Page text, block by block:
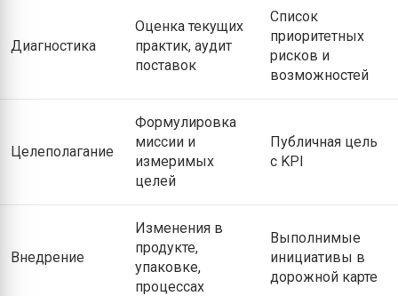
Диагностика
Оценка текущих
практик, аудит
поставок
Список
приоритетных
рисков и
возможностей
Целеполагание
Формулировка
миссии и
измеримых
целей
Публичная цель
с KPI
Внедрение
Изменения в
продукте,
упаковке,
процессах
Выполнимые
инициативы в
дорожной карте